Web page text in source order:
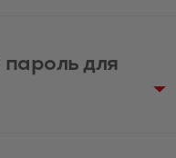
пароль для